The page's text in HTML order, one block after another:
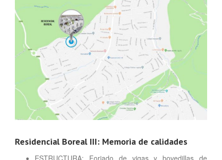
Residencial Boreal III: Memoria de calidades
ESTRUCTURA: Forjado de vigas y bovedillas de